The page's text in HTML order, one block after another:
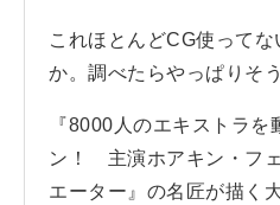
これほとんどCG使って
か。調べたらやっぱりそ
『8000人のエキストラ
ン！ 主演ホアキン・フ
エーター』の名匠が描く